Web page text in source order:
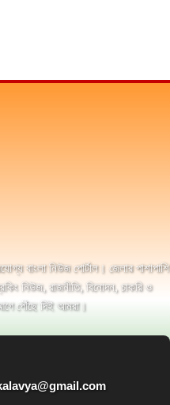
বাংলা নিউজ পোর্টাল। জেলার পাশাপাশি
নিউজ, রাজনীতি, বিনোদন, চাকরি ও
পৌঁছে দিই আমরা।